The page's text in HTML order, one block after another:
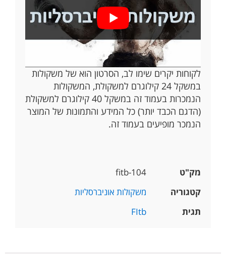
לקוחות יקרים שימו לב, הסרטון הוא של משקולות
במשקל 24 קילוגרם למשקולת, המשקולות
הנמכרות בעמוד זה במשקל 40 קילוגרם למשקולת
(הדגם הכבד יותר) כל המידע והתמונות של המוצר
הנמכר מופיעים בעמוד זה.
מק"ט
fitb-104
קטגוריה
משקולות אוניברסליות
תגית
FItb